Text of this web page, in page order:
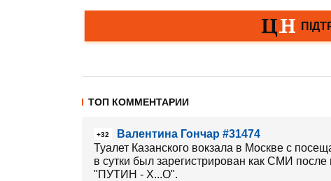
ТОП КОММЕНТАРИИ
+32
Валентина Гончар #31474
Туалет Казанского вокзала в Москве с
в сутки был зарегистрирован как СМИ
"ПУТИН - X...O".